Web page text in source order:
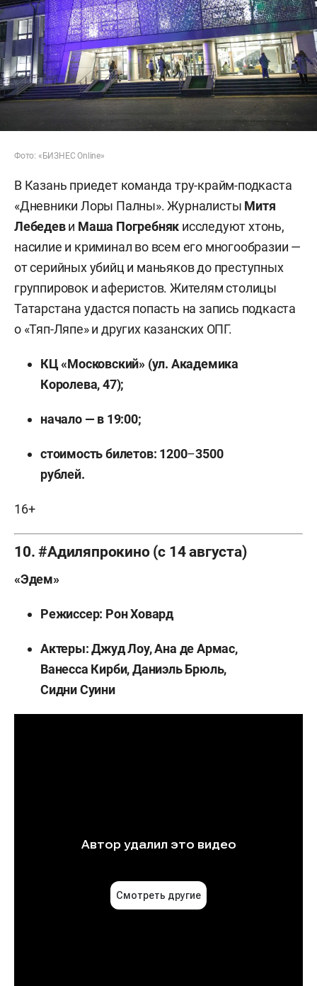
Фото: «БИЗНЕС Online»
В Казань приедет команда тру-крайм-подкаста
«Дневники Лоры Палны». Журналисты Митя
Лебедеви Маша Погребняк исследуют хтонь,
насилие и криминал во всем его многообразии —
от серийных убийц и маньяков до преступных
группировок и аферистов. Жителям столицы
Татарстана удастся попасть на запись подкаста
о «Тяп-Ляпе» и других казанских ОПГ.
КЦ «Московский» (ул. Академика
Королева, 47);
начало — в 19:00;
стоимость билетов: 1200–3500
рублей.
16+
10. #Адиляпрокино (с 14 августа)
«Эдем»
Режиссер: Рон Ховард
Актеры: Джуд Лоу, Ана де Армас,
Ванесса Кирби, Даниэль Брюль,
Сидни Суини